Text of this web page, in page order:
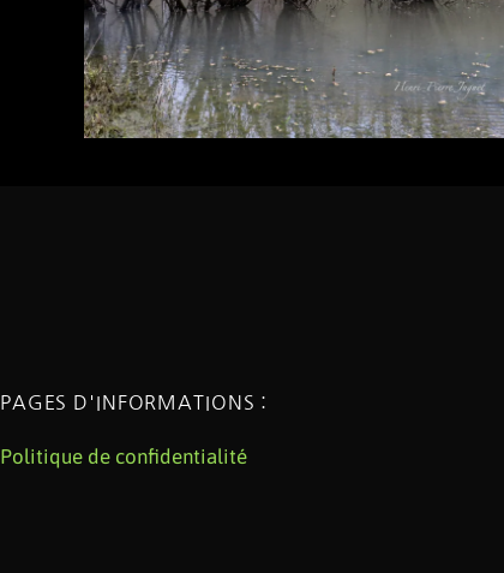
PAGES D'INFORMATIONS :
Politique de confidentialité